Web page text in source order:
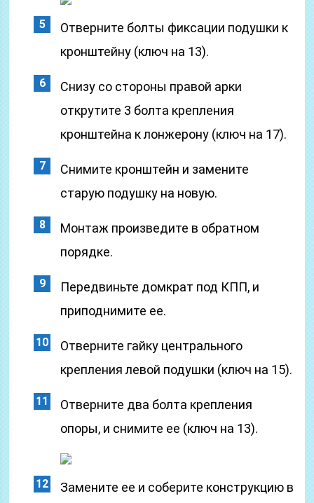
Отверните болты фиксации подушки к
кронштейну (ключ на 13).
Снизу со стороны правой арки
открутите 3 болта крепления
кронштейна к лонжерону (ключ на 17).
Снимите кронштейн и замените
старую подушку на новую.
Монтаж произведите в обратном
порядке.
Передвиньте домкрат под КПП, и
приподнимите ее.
Отверните гайку центрального
крепления левой подушки (ключ на 15).
Отверните два болта крепления
опоры, и снимите ее (ключ на 13).
Замените ее и соберите конструкцию в